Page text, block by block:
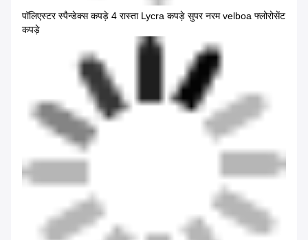
पॉलिएस्टर स्पैन्डेक्स कपड़े 4 रास्ता Lycra कपड़े सुपर नरम velboa फ्लोरोसेंट
कपड़े